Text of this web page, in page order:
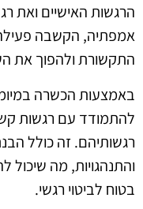
הרגשות האישיים ואת
אמפתיה, הקשבה
התקשורת ולהפוך את
באמצעות הכשרה
להתמודד עם רגשות
רגשותיהם. זה כולל
והתנהגויות, מה שיכול
בטוח לביטוי רגשי.